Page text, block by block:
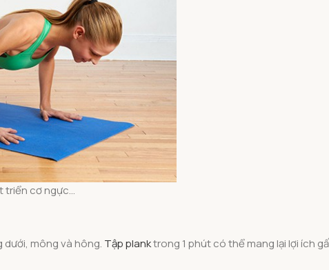
triển cơ ngực…
dưới, mông và hông. Tập planktrong 1 phút có thể mang lại lợi ích